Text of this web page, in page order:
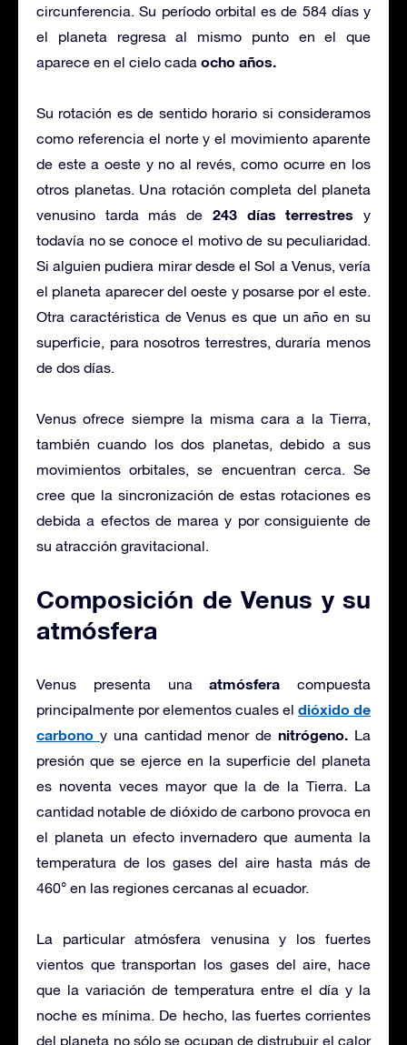
circunferencia. Su período orbital es de 584 días y
el planeta regresa al mismo punto en el que
aparece en el cielo cada ocho años.
Su rotación es de sentido horario si consideramos
como referencia el norte y el movimiento aparente
de este a oeste y no al revés, como ocurre en los
otros planetas. Una rotación completa del planeta
venusino tarda más de 243 días terrestres y
todavía no se conoce el motivo de su peculiaridad.
Si alguien pudiera mirar desde el Sol a Venus, vería
el planeta aparecer del oeste y posarse por el este.
Otra caractéristica de Venus es que un año en su
superficie, para nosotros terrestres, duraría menos
de dos días.
Venus ofrece siempre la misma cara a la Tierra,
también cuando los dos planetas, debido a sus
movimientos orbitales, se encuentran cerca. Se
cree que la sincronización de estas rotaciones es
debida a efectos de marea y por consiguiente de
su atracción gravitacional.
Composición de Venus y su
atmósfera
Venus presenta unaatmósfera compuesta
principalmente por elementos cuales el dióxido de
carbono y una cantidad menor denitrógeno. La
presión que se ejerce en la superficie del planeta
es noventa veces mayor que la de la Tierra. La
cantidad notable de dióxido de carbono provoca en
el planeta un efecto invernadero que aumenta la
temperatura de los gases del aire hasta más de
460° en las regiones cercanas al ecuador.
La particular atmósfera venusina y los fuertes
vientos que transportan los gases del aire, hace
que la variación de temperatura entre el día y la
noche es mínima. De hecho, las fuertes corrientes
del planeta no sólo se ocupan de distrubuir el calor